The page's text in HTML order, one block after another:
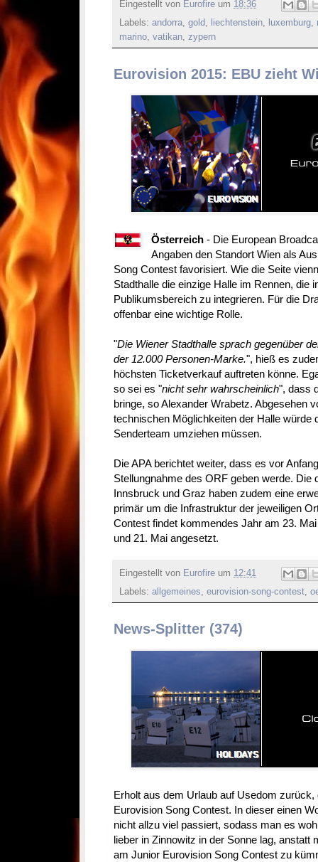
Eingestellt von Eurofire um 18:36
Labels: andorra gold liechtenstein luxemburg
marino vatikan zypern
Eurovision 2015: EBU zieht
Österreich - Die European
Angaben den Standort Wien als
Song Contest favorisiert. Wie die Seite
Stadthalle die einzige Halle im Rennen, die
Publikumsbereich zu integrieren. Für die
offenbar eine wichtige Rolle.
"Die Wiener Stadthalle sprach gegenüber
der 12.000 Personen-Marke.", hieß es
höchsten Ticketverkauf auftreten könne.
so sei es "nicht sehr wahrscheinlich", dass
bringe, so Alexander Wrabetz. Abgesehen
technischen Möglichkeiten der Halle würde
Senderteam umziehen müssen.
Die APA berichtet weiter, dass es vor
Stellungnahme des ORF geben werde. Die
Innsbruck und Graz haben zudem eine
primär um die Infrastruktur der jeweiligen
Contest findet kommendes Jahr am 23.
und 21. Mai angesetzt.
Eingestellt von Eurofire um 12:41
Labels: allgemeines, eurovision-song-contest,
News-Splitter (374)
Erholt aus dem Urlaub auf Usedom
Eurovision Song Contest. In dieser einen
nicht allzu viel passiert, sodass man es
lieber in Zinnowitz in der Sonne lag, anstatt
am Junior Eurovision Song Contest zu